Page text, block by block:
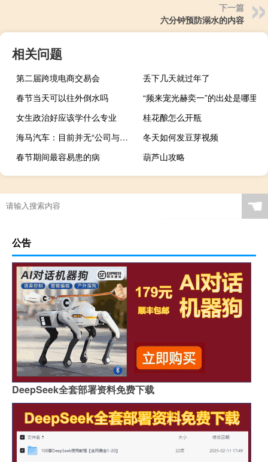
下一篇
六分钟预防溺水的内容
相关问题
第二届跨境电商交易会
丢下几天就过年了
春节当天可以往外倒水吗
“频来宠光赫奕一”的出处是哪里
女生政治好应该学什么专业
桂花酿怎么开瓶
海马汽车：目前并无“公司与小米汽车合作”相关消息
冬天如何发豆芽视频
春节期间最容易患的病
葫芦山攻略
☚
公告
DeepSeek全套部署资料免费下载